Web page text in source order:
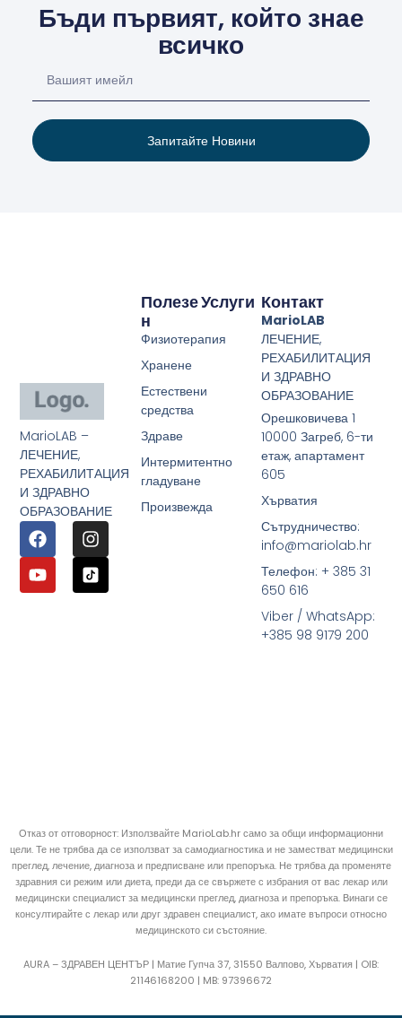
Бъди първият, който знае
всичко
Запитайте Новини
MarioLAB –
ЛЕЧЕНИЕ,
РЕХАБИЛИТАЦИЯ
И ЗДРАВНО
ОБРАЗОВАНИЕ
Услуги
Полезе
Н
Физиотерапия
Хранене
Естествени
средства
Здраве
Интермитентно
гладуване
Произвежда
Контакт
MarioLAB
ЛЕЧЕНИЕ,
РЕХАБИЛИТАЦИЯ
И ЗДРАВНО
ОБРАЗОВАНИЕ
Орешковичева 1
10000 Загреб, 6-ти
етаж, апартамент
605
Хърватия
Сътрудничество:
info@mariolab.hr
Телефон: + 385 31
650 616
Viber / WhatsApp:
+385 98 9179 200
Отказ от отговорност: Използвайте MarioLab.hr само за общи информационни
цели. Те не трябва да се използват за самодиагностика и не заместват медицински
преглед, лечение, диагноза и предписване или препоръка. Не трябва да променяте
здравния си режим или диета, преди да се свържете с избрания от вас лекар или
медицински специалист за медицински преглед, диагноза и препоръка. Винаги се
консултирайте с лекар или друг здравен специалист, ако имате въпроси относно
медицинското си състояние.
AURA – ЗДРАВЕН ЦЕНТЪР | Матие Гупча 37, 31550 Валпово, Хърватия | OIB:
21146168200 | MB: 97396672